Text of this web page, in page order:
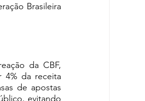
Brasileira
da CBF,
4% da receita
de apostas
evitando